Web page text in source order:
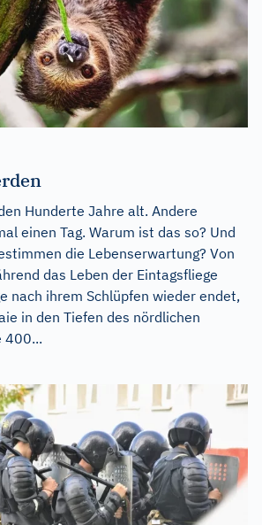
Hunderte Jahre alt. Andere
einen Tag. Warum ist das so? Und
die Lebenserwartung? Von
das Leben der Eintagsfliege
nach ihrem Schlüpfen wieder endet,
in den Tiefen des nördlichen
400...